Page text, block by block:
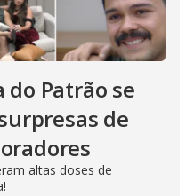
do Patrão se
de
altas doses de